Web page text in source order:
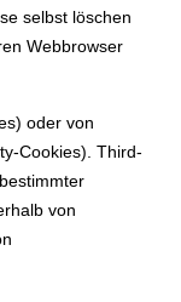
selbst löschen
Webbrowser
oder von
Cookies). Third-
von